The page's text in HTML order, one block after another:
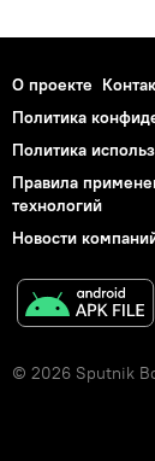
О проекте
Политика
Политика
Правила
технологий
Новости
© 2026 Sputnik